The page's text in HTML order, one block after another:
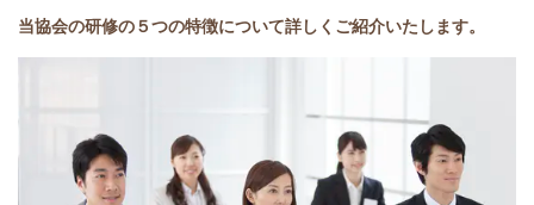
当協会の研修の５つの特徴について詳しくご紹介いたします。